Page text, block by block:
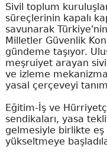
Sivil toplum
süreçlerinin kapalı
savunarak
Milletler Güvenlik
gündeme taşıyor.
meşruiyet arayan
ve izleme
yasal çerçeveyi
Eğitim-İş ve
sendikaları, yasa
gelmesiyle birlikte eş
yükseltmeye